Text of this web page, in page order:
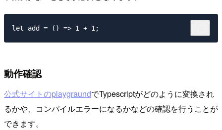
動作確認
公式サイトのplaygraundでTypescriptがどのように変換され
るかや、コンパイルエラーになるかなどの確認を行うことが
できます。